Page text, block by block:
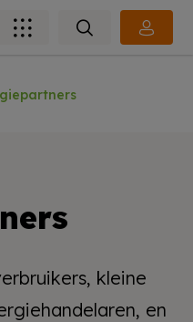
kleine
en